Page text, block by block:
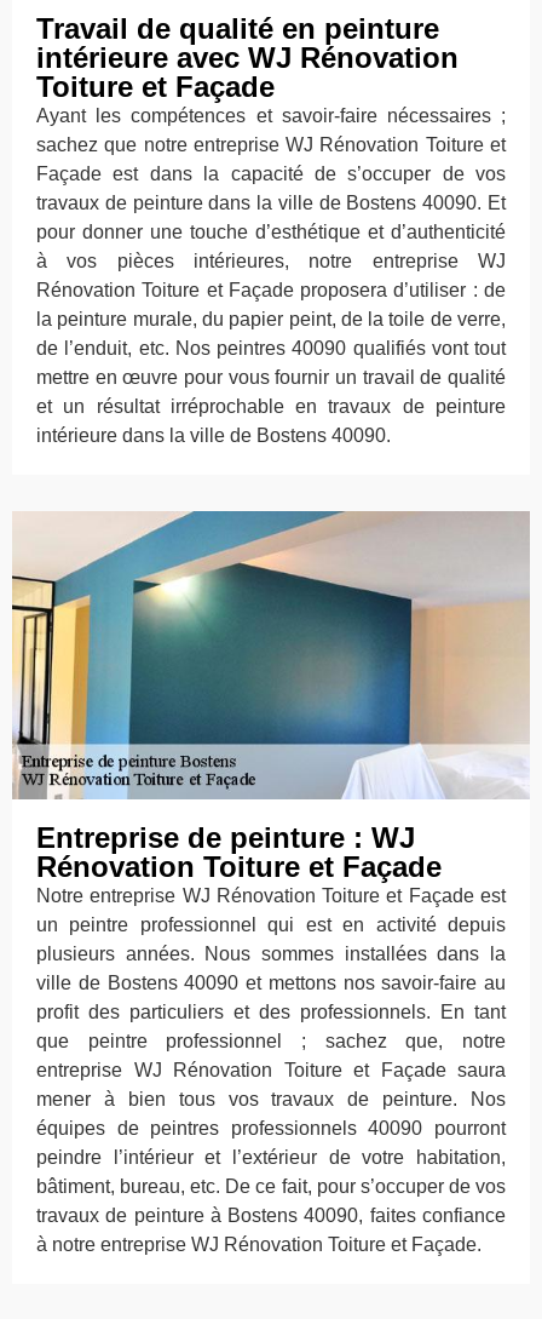
Travail de qualité en peinture
intérieure avec WJ Rénovation
Toiture et Façade
Ayant les compétences et savoir-faire nécessaires ;
sachez que notre entreprise WJ Rénovation Toiture et
Façade est dans la capacité de s’occuper de vos
travaux de peinture dans la ville de Bostens 40090. Et
pour donner une touche d’esthétique et d’authenticité
à vos pièces intérieures, notre entreprise WJ
Rénovation Toiture et Façade proposera d’utiliser : de
la peinture murale, du papier peint, de la toile de verre,
de l’enduit, etc. Nos peintres 40090 qualifiés vont tout
mettre en œuvre pour vous fournir un travail de qualité
et un résultat irréprochable en travaux de peinture
intérieure dans la ville de Bostens 40090.
Entreprise de peinture : WJ
Rénovation Toiture et Façade
Notre entreprise WJ Rénovation Toiture et Façade est
un peintre professionnel qui est en activité depuis
plusieurs années. Nous sommes installées dans la
ville de Bostens 40090 et mettons nos savoir-faire au
profit des particuliers et des professionnels. En tant
que peintre professionnel ; sachez que, notre
entreprise WJ Rénovation Toiture et Façade saura
mener à bien tous vos travaux de peinture. Nos
équipes de peintres professionnels 40090 pourront
peindre l’intérieur et l’extérieur de votre habitation,
bâtiment, bureau, etc. De ce fait, pour s’occuper de vos
travaux de peinture à Bostens 40090, faites confiance
à notre entreprise WJ Rénovation Toiture et Façade.